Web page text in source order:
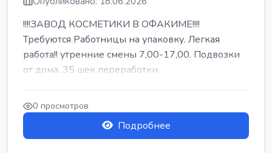
!!!!ЗАВОД КОСМЕТИКИ В ОФАКИМЕ!!!!
Требуются Работницы на упаковку. Легкая
работа!! утренние смены 7,00-17,00. Подвозки
от дома. 35 шек переработки
0 просмотров
Подробнее